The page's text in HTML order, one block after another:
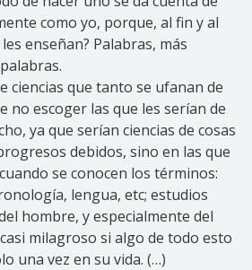
como yo, porque, al fin y al
enseñan? Palabras, más
ciencias que tanto se ufanan de
no escoger las que les serían de
ya que serían ciencias de cosas
debidos, sino en las que
se conocen los términos:
lengua, etc; estudios
hombre, y especialmente del
milagroso si algo de todo esto
una vez en su vida. (…)